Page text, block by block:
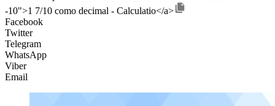
-10">1 7/10 como decimal - Calculatio</a>
Facebook
Twitter
Telegram
WhatsApp
Viber
Email